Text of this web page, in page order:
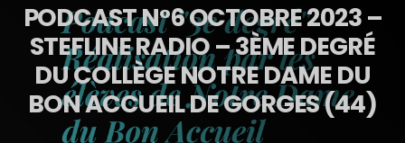
PODCAST N°6 OCTOBRE 2023 –
STEFLINE RADIO – 3ÈME DEGRÉ
DU COLLÈGE NOTRE DAME DU
BON ACCUEIL DE GORGES (44)